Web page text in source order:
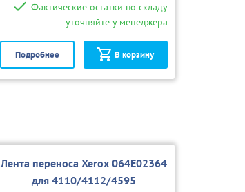
Фактические остатки по складу
уточняйте у менеджера
Подробнее В корзину
Лента переноса Xerox 064E02364
для 4110/4112/4595